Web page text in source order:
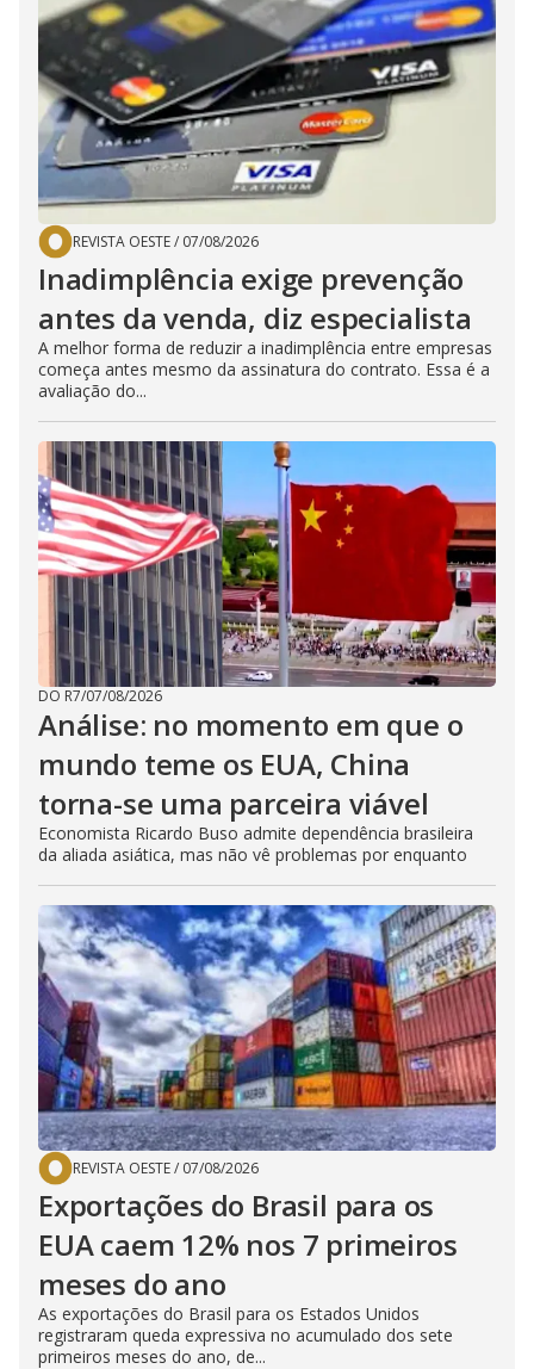
REVISTA OESTE/ 07/08/2026
Inadimplência exige prevenção
antes da venda, diz especialista
A melhor forma de reduzir a inadimplência entre empresas
começa antes mesmo da assinatura do contrato. Essa é a
avaliação do...
DO R7/07/08/2026
Análise: no momento em que o
mundo teme os EUA, China
torna-se uma parceira viável
Economista Ricardo Buso admite dependência brasileira
da aliada asiática, mas não vê problemas por enquanto
REVISTA OESTE/ 07/08/2026
Exportações do Brasil para os
EUA caem 12% nos 7 primeiros
meses do ano
As exportações do Brasil para os Estados Unidos
registraram queda expressiva no acumulado dos sete
primeiros meses do ano, de...